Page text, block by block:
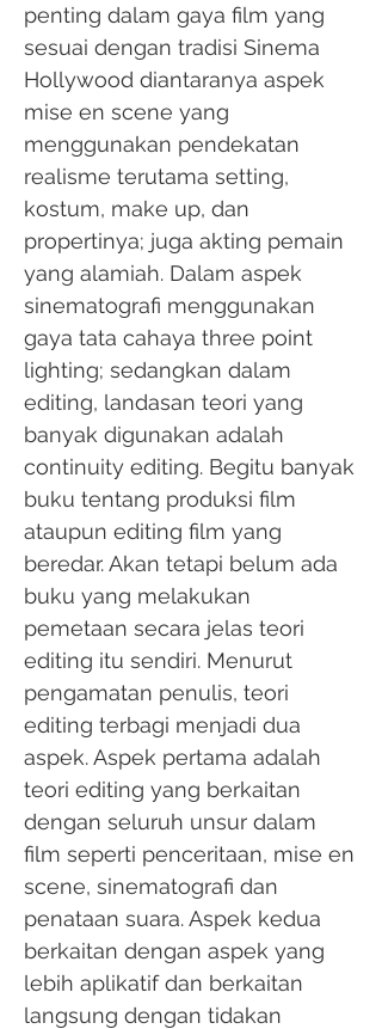
penting dalam gaya film yang
sesuai dengan tradisi Sinema
Hollywood diantaranya aspek
mise en scene yang
menggunakan pendekatan
realisme terutama setting,
kostum, make up, dan
propertinya; juga akting pemain
yang alamiah. Dalam aspek
sinematografi menggunakan
gaya tata cahaya three point
lighting; sedangkan dalam
editing, landasan teori yang
banyak digunakan adalah
continuity editing. Begitu banyak
buku tentang produksi film
ataupun editing film yang
beredar. Akan tetapi belum ada
buku yang melakukan
pemetaan secara jelas teori
editing itu sendiri. Menurut
pengamatan penulis, teori
editing terbagi menjadi dua
aspek. Aspek pertama adalah
teori editing yang berkaitan
dengan seluruh unsur dalam
film seperti penceritaan, mise en
scene, sinematografi dan
penataan suara. Aspek kedua
berkaitan dengan aspek yang
lebih aplikatif dan berkaitan
langsung dengan tidakan